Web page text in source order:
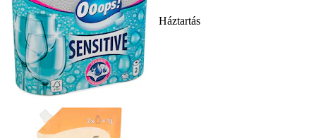
Háztartás